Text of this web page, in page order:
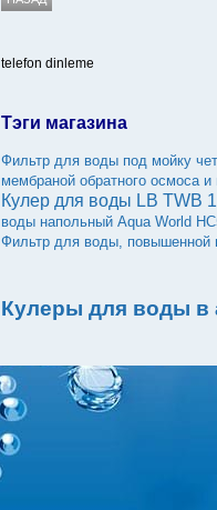
telefon dinleme
Тэги магазина
Фильтр для воды под мойку
мембраной обратного осмоса
Кулер для воды LB TWB
воды напольный Aqua World
Фильтр для воды, повышенной
Кулеры для воды в